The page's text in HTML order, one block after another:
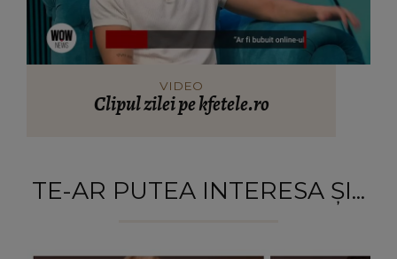
VIDEO
Clipul zilei pe kfetele.ro
TE-AR PUTEA INTERESA ȘI...